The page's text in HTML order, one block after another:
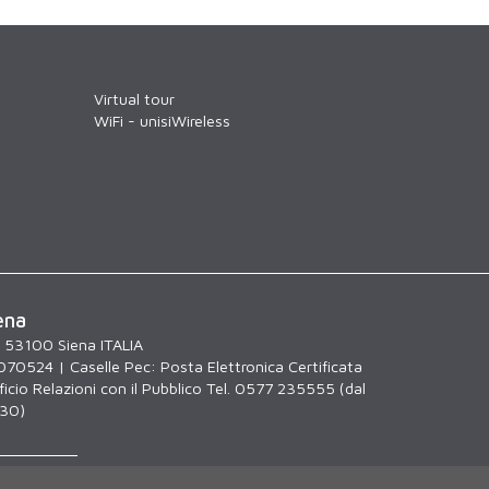
Virtual tour
WiFi - unisiWireless
Siena ITALIA
| Caselle Pec: Posta Elettronica Certificata
Relazioni con il Pubblico Tel. 0577 235555 (dal